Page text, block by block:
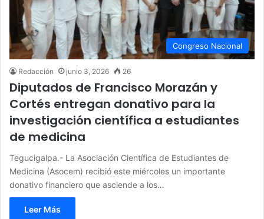
Congreso Nacional
Redacción junio 3, 2026 26
Diputados de Francisco Morazán y
Cortés entregan donativo para la
investigación científica a estudiantes
de medicina
Tegucigalpa.- La Asociación Científica de Estudiantes de
Medicina (Asocem) recibió este miércoles un importante
donativo financiero que asciende a los…
Leer Más